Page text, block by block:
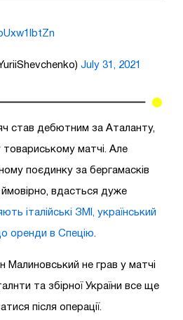
July 31, 2021
став дебютним за Аталанту,
товариському матчі. Але
поєдинку за бергамасків
вдасться дуже
італійські ЗМІ, український
оренди в Спецію
Малиновський не грав у матчі
та збірної України все ще
після операції